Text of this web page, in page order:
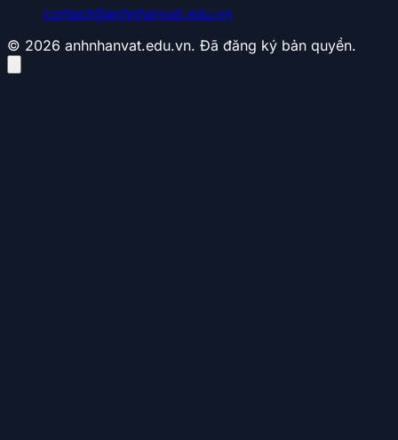
contact@anhnhanvat.edu.vn
© 2026 anhnhanvat.edu.vn. Đã đăng ký bản quyền.